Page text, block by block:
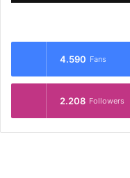
4.590 Fans
2.208 Followers